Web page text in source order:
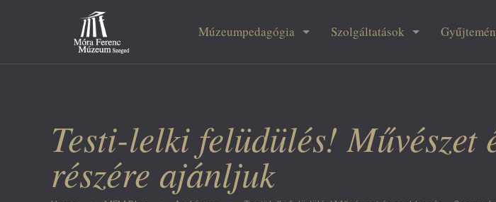
Múzeumpedagógia Szolgáltatások
Testi-lelki felüdülés! Művészet
részére ajánljuk